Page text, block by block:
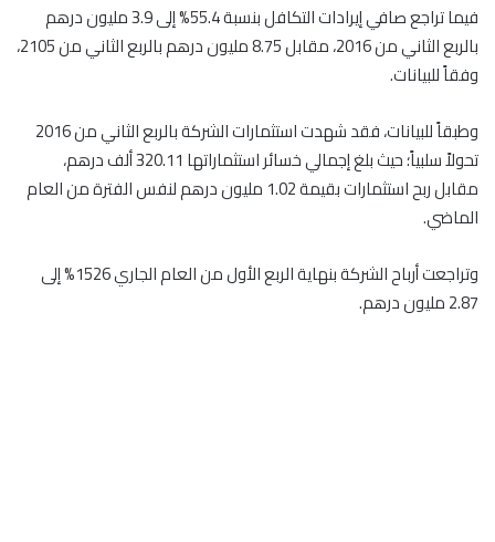
فيما تراجع صافي إيرادات التكافل بنسبة 55.4% إلى 3.9 مليون درهم
بالربع الثاني من 2016، مقابل 8.75 مليون درهم بالربع الثاني من 2105،
وفقاً للبيانات.
وطبقاً للبيانات، فقد شهدت استثمارات الشركة بالربع الثاني من 2016
تحولاً سلبياً؛ حيث بلغ إجمالي خسائر استثماراتها 320.11 ألف درهم،
مقابل ربح استثمارات بقيمة 1.02 مليون درهم لنفس الفترة من العام
الماضي.
وتراجعت أرباح الشركة بنهاية الربع الأول من العام الجاري 1526% إلى
2.87 مليون درهم.